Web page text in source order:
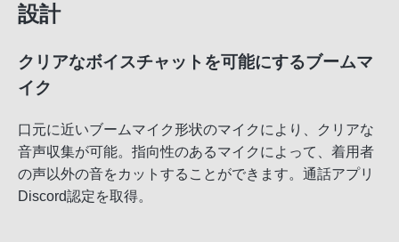
設計
クリアなボイスチャットを可能にするブームマ
イク
口元に近いブームマイク形状のマイクにより、クリアな
音声収集が可能。指向性のあるマイクによって、着用者
の声以外の音をカットすることができます。通話アプリ
Discord認定を取得。